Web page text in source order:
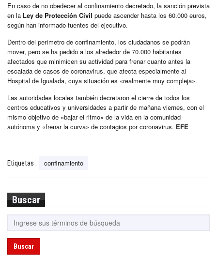
En caso de no obedecer al confinamiento decretado, la sanción prevista
en la Ley de Protección Civil puede ascender hasta los 60.000 euros,
según han informado fuentes del ejecutivo.
Dentro del perímetro de confinamiento, los ciudadanos se podrán
mover, pero se ha pedido a los alrededor de 70.000 habitantes
afectados que minimicen su actividad para frenar cuanto antes la
escalada de casos de coronavirus, que afecta especialmente al
Hospital de Igualada, cuya situación es «realmente muy compleja».
Las autoridades locales también decretaron el cierre de todos los
centros educativos y universidades a partir de mañana viernes, con el
mismo objetivo de «bajar el ritmo» de la vida en la comunidad
autónoma y «frenar la curva» de contagios por coronavirus. EFE
Etiquetas : confinamiento
Buscar
Buscar